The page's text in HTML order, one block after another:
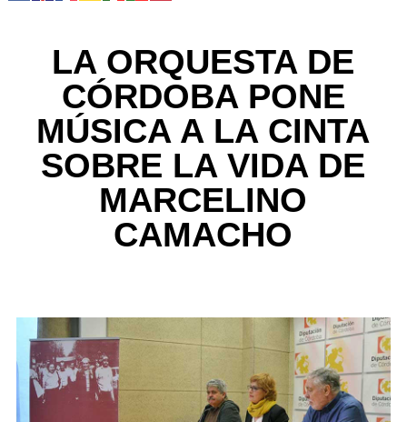
LA ORQUESTA DE
CÓRDOBA PONE
MÚSICA A LA CINTA
SOBRE LA VIDA DE
MARCELINO
CAMACHO